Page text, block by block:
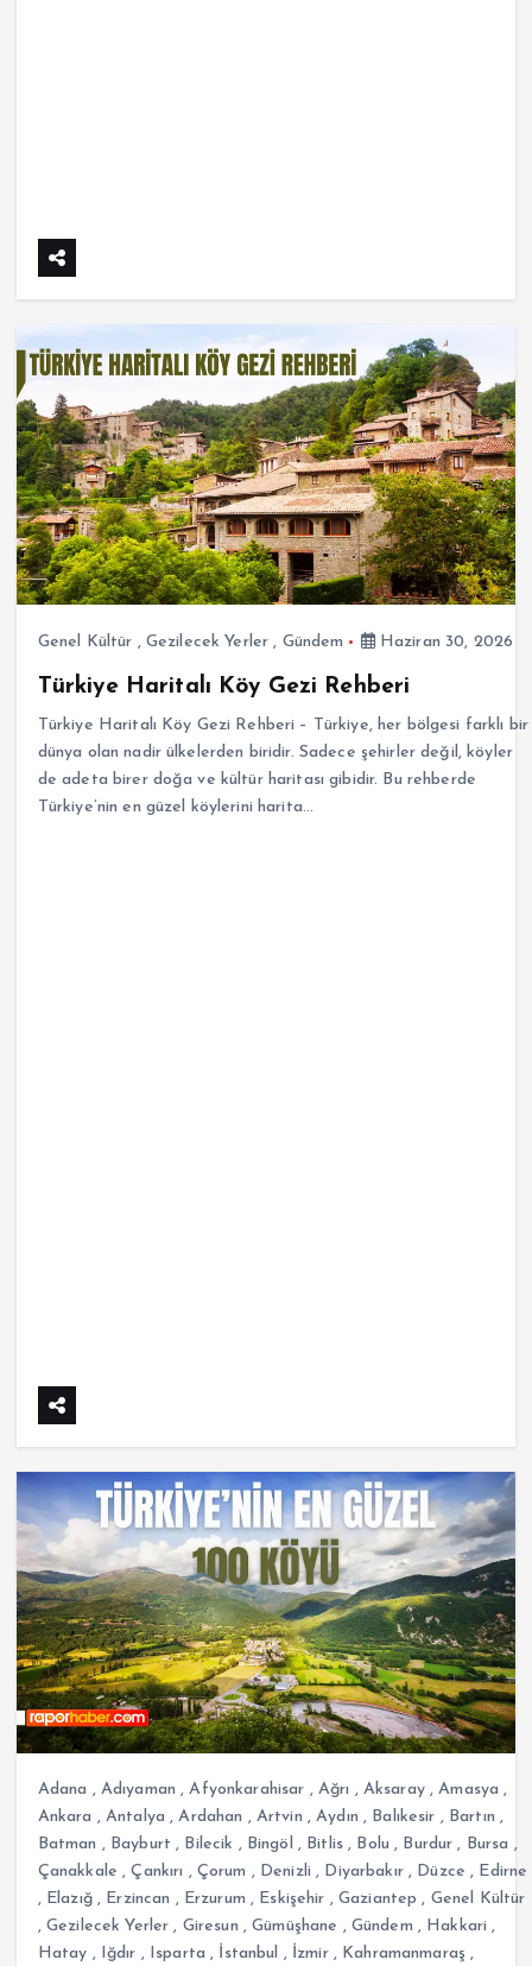
Genel Kültür , Gezilecek Yerler , Gündem Haziran 30, 2026
Türkiye Haritalı Köy Gezi Rehberi
Türkiye Haritalı Köy Gezi Rehberi – Türkiye, her bölgesi farklı bir
dünya olan nadir ülkelerden biridir. Sadece şehirler değil, köyler
de adeta birer doğa ve kültür haritası gibidir. Bu rehberde
Türkiye’nin en güzel köylerini harita…
Adana , Adıyaman ,Afyonkarahisar , Ağrı , Aksaray,Amasya ,
Ankara , Antalya ,Ardahan , Artvin ,Aydın , Balıkesir , Bartın ,
Batman , Bayburt , Bilecik , Bingöl , Bitlis , Bolu , Burdur , Bursa ,
Çanakkale ,Çankırı , Çorum , Denizli , Diyarbakır, Düzce , Edirne
, Elazığ, Erzincan , Erzurum , Eskişehir , Gaziantep , Genel Kültür
, Gezilecek Yerler , Giresun ,Gümüşhane , Gündem , Hakkari ,
Hatay , Iğdır , Isparta , İstanbul , İzmir, Kahramanmaraş ,